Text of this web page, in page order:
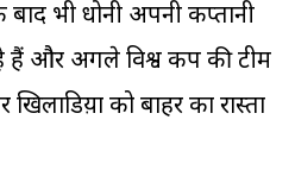
भी धोनी अपनी कप्तानी
हैं और अगले विश्व कप की टीम
को बाहर का रास्ता